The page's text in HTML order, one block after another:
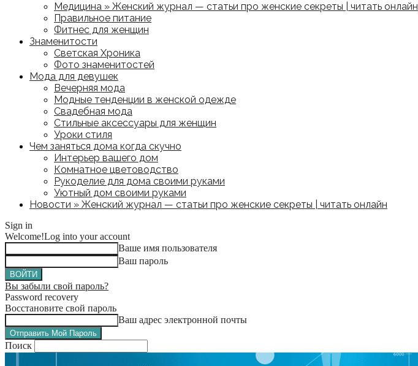
Медицина » Женский журнал — статьи про женские секреты | читать онлайн
Правильное питание
Фитнес для женщин
Знаменитости
Светская Хроника
Фото знаменитостей
Мода для девушек
Вечерняя мода
Модные тенденции в женской одежде
Свадебная мода
Стильные аксессуары для женщин
Уроки стиля
Чем заняться дома когда скучно
Интерьер вашего дом
Комнатное цветоводство
Рукоделие для дома своими руками
Уютный дом своими руками
Новости » Женский журнал — статьи про женские секреты | читать онлайн
Sign in
Welcome!Log into your account
Ваше имя пользователя
Ваш пароль
Вы забыли свой пароль?
Password recovery
Восстановите свой пароль
Ваш адрес электронной почты
Поиск